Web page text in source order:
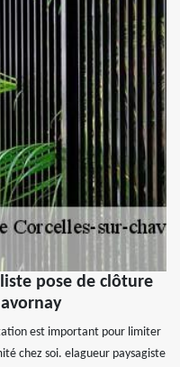
pose de clôture
est important pour limiter
chez soi. elagueur paysagiste